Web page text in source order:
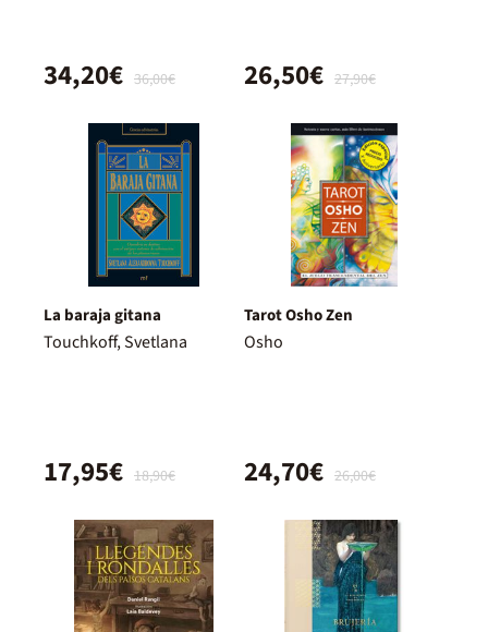
36,00€
34,20€ 27,90€
26,50€
La baraja gitana
Touchkoff, Svetlana
18,90€
17,95€
Tarot Osho Zen
Osho
26,00€
24,70€